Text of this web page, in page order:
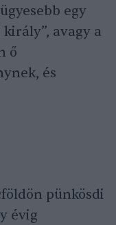
egy
avagy a
ő
és
pünkösdi
évig